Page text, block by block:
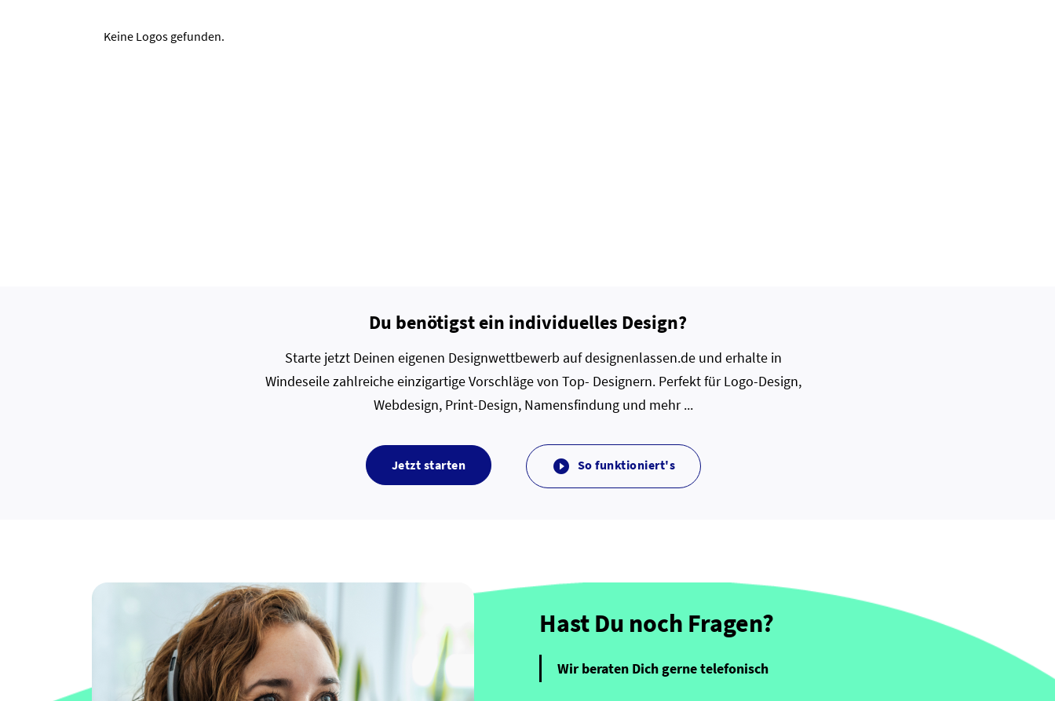
Keine Logos gefunden.
Du benötigst ein individuelles Design?
Starte jetzt Deinen eigenen Designwettbewerb auf designenlassen.de und erhalte in
Windeseile zahlreiche einzigartige Vorschläge von Top- Designern. Perfekt für Logo-Design,
Webdesign, Print-Design, Namensfindung und mehr ...
Jetzt starten  So funktioniert's
Hast Du noch Fragen?
Wir beraten Dich gerne telefonisch